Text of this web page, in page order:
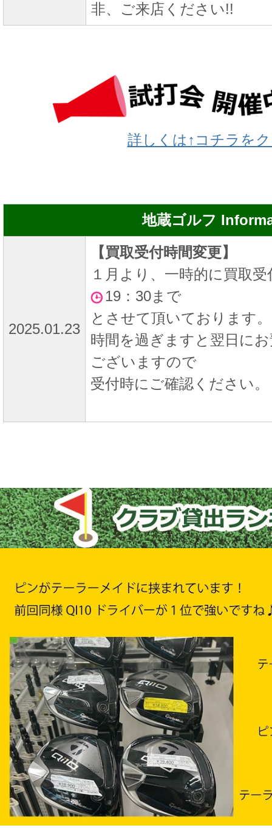
非、ご来店ください!!
詳しくは↑コチラを
地蔵ゴルフ
2025.01.23
【買取受付時間変更】
１月より、一時的に買取
19：30まで
とさせて頂いております。
時間を過ぎますと翌日に
ございますので
受付時にご確認ください。